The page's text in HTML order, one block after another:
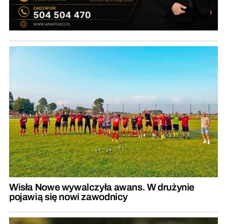
Wisła Nowe wywalczyła awans. W drużynie
pojawią się nowi zawodnicy